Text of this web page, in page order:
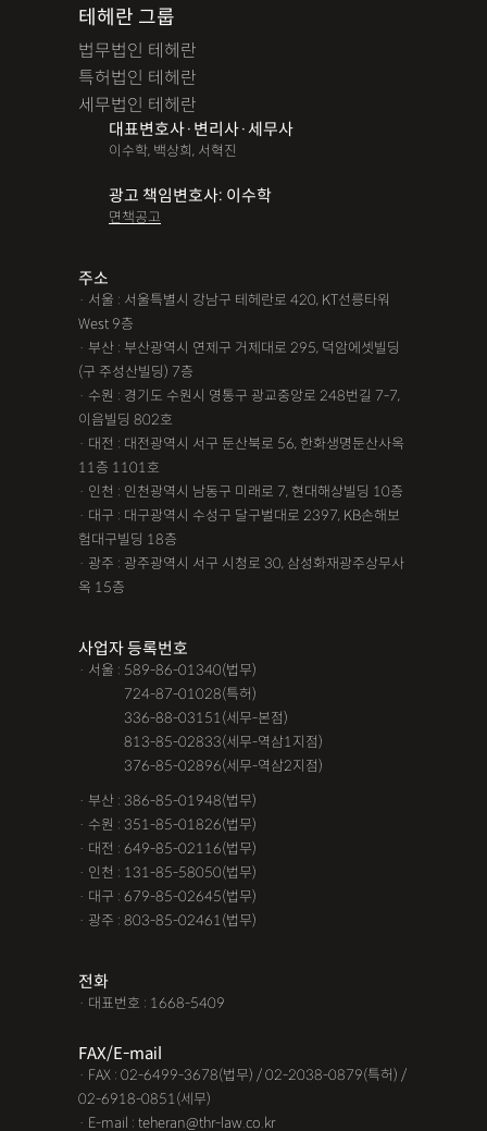
테헤란 그룹
법무법인 테헤란
특허법인 테헤란
세무법인 테헤란
대표변호사·변리사·세무사
이수학, 백상희, 서혁진
광고 책임변호사: 이수학
면책공고
주소
· 서울 : 서울특별시 강남구 테헤란로 420, KT선릉타워
West 9층
· 부산 : 부산광역시 연제구 거제대로 295, 덕암에셋빌딩
(구 주성산빌딩) 7층
· 수원 : 경기도 수원시 영통구 광교중앙로 248번길 7-7,
이음빌딩 802호
· 대전 : 대전광역시 서구 둔산북로 56, 한화생명둔산사옥
11층 1101호
· 인천 : 인천광역시 남동구 미래로 7, 현대해상빌딩 10층
· 대구 : 대구광역시 수성구 달구벌대로 2397, KB손해보
험대구빌딩 18층
· 광주 : 광주광역시 서구 시청로 30, 삼성화재광주상무사
옥 15층
사업자 등록번호
· 서울 : 589-86-01340(법무)
724-87-01028(특허)
336-88-03151(세무-본점)
813-85-02833(세무-역삼1지점)
376-85-02896(세무-역삼2지점)
· 부산 : 386-85-01948(법무)
· 수원 : 351-85-01826(법무)
· 대전 : 649-85-02116(법무)
· 인천 : 131-85-58050(법무)
· 대구 : 679-85-02645(법무)
· 광주 : 803-85-02461(법무)
전화
· 대표번호 : 1668-5409
FAX/E-mail
· FAX : 02-6499-3678(법무) / 02-2038-0879(특허) /
02-6918-0851(세무)
· E-mail : teheran@thr-law.co.kr